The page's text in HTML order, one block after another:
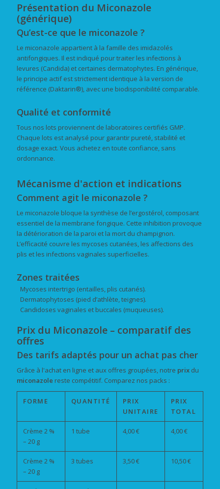
Présentation du Miconazole
(générique)
Qu’est-ce que le miconazole ?
Le miconazole appartient à la famille des imidazolés
antifongiques. Il est indiqué pour traiter les infections à
levures (Candida) et certaines dermatophytes. En générique,
le principe actif est strictement identique à la version de
référence (Daktarin®), avec une biodisponibilité comparable.
Qualité et conformité
Tous nos lots proviennent de laboratoires certifiés GMP.
Chaque lots est analysé pour garantir pureté, stabilité et
dosage exact. Vous achetez en toute confiance, sans
ordonnance.
Mécanisme d'action et indications
Comment agit le miconazole ?
Le miconazole bloque la synthèse de l’ergostérol, composant
essentiel de la membrane fongique. Cette inhibition provoque
la détérioration de la paroi et la mort du champignon.
L’efficacité couvre les mycoses cutanées, les affections des
plis et les infections vaginales superficielles.
Zones traitées
Mycoses intertrigo (entailles, plis cutanés).
Dermatophytoses (pied d’athlète, teignes).
Candidoses vaginales et buccales (muqueuses).
Prix du Miconazole – comparatif des
offres
Des tarifs adaptés pour un achat pas cher
Grâce à l'achat en ligne et aux offres groupées, notre prixdu
miconazole reste compétitif. Comparez nos packs :
FORME QUANTITÉ
PRIX
UNITAIRE
PRIX
TOTAL
Crème 2 %
– 20 g
1 tube 4,00 € 4,00 €
Crème 2 %
– 20 g
3 tubes 3,50 € 10,50 €